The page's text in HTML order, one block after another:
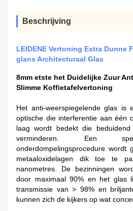
Beschrijving
LEIDENE Vertoning Extra Dunne
glans Architecturaal Glas
8mm etste het Duidelijke Zuur
Slimme Koffietafelvertoning
Het anti-weerspiegelende glas is
optische die interferentie aan één
laag wordt bedekt die beduidend
verminderen. Een
onderdompelingsprocedure wordt
metaaloxidelagen dik toe te
nanometres. De bezinningen
door maximaal 90% en het glas
transmissie van > 98% en
kunnen zich de kijkers op wat